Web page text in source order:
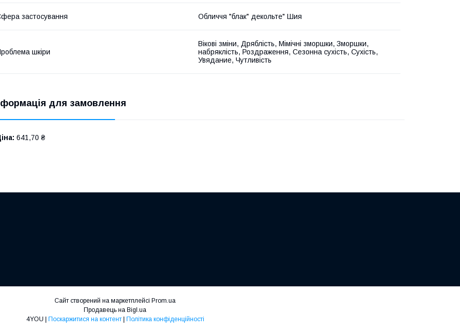
застосування Обличчя "блак" декольте" Шия
шкіри
Вікові зміни, Дряблість, Мімічні зморшки, Зморшки,
набряклість, Роздраження, Сезонна сухість, Сухість,
Увядание, Чутливість
для замовлення
641,70 ₴
Сайт створений на маркетплейсі Prom.ua
Продавець на Bigl.ua
4YOU | Поскаржитися на контент | Політика конфіденційності